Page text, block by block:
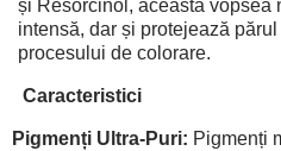
și Resorcinol, această vopsea
intensă, dar și protejează
procesului de colorare.
Caracteristici
Pigmenți Ultra-Puri: Pigmenți